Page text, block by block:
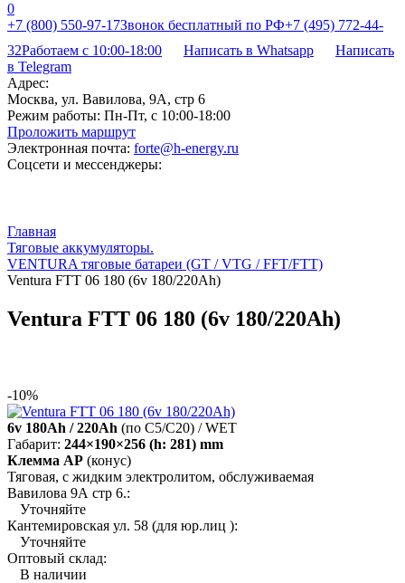
0
+7 (800) 550-97-17Звонок бесплатный по РФ+7 (495) 772-44-
32Работаем с 10:00-18:00 Написать в Whatsapp
Написать
в Telegram
Адрес:
Москва, ул. Вавилова, 9А, стр 6
Режим работы: Пн-Пт, с 10:00-18:00
Проложить маршрут
Электронная почта: forte@h-energy.ru
Соцсети и мессенджеры:
Главная
Тяговые аккумуляторы.
VENTURA тяговые батареи (GT / VTG / FFT/FTT)
Ventura FТT 06 180 (6v 180/220Ah)
Ventura FТT 06 180 (6v 180/220Ah)
-10%
6v 180Ah / 220Ah (по C5/C20) / WET
Габарит: 244×190×256 (h: 281) mm
Клемма AP (конус)
Тяговая, с жидким электролитом, обслуживаемая
Вавилова 9А стр 6.:
Уточняйте
Кантемировская ул. 58 (для юр.лиц ):
Уточняйте
Оптовый склад:
В наличии